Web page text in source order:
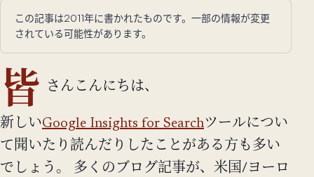
この記事は2011年に書かれたものです。一部の情報が変更
されている可能性があります。
皆 さんこんにちは、
新しいGoogle Insights for Searchツールについ
て聞いたり読んだりしたことがある方も多い
でしょう。 多くのブログ記事が、米国/ヨーロ